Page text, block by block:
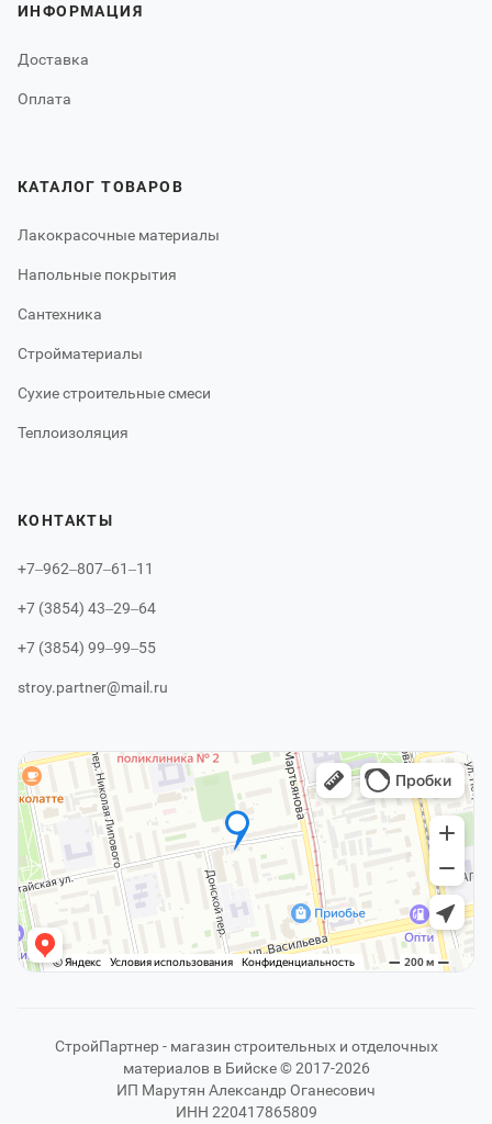
ИНФОРМАЦИЯ
Доставка
Оплата
КАТАЛОГ ТОВАРОВ
Лакокрасочные материалы
Напольные покрытия
Сантехника
Стройматериалы
Сухие строительные смеси
Теплоизоляция
КОНТАКТЫ
+7‒962‒807‒61‒11
+7 (3854) 43‒29‒64
+7 (3854) 99‒99‒55
stroy.partner@mail.ru
СтройПартнер - магазин строительных и отделочных
материалов в Бийске © 2017-2026
ИП Марутян Александр Оганесович
ИНН 220417865809